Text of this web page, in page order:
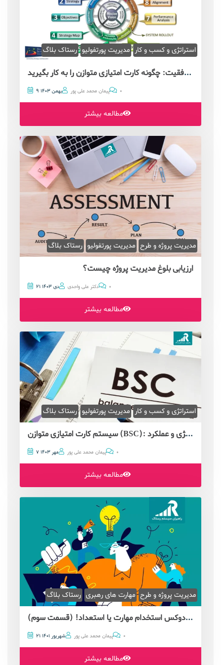
استراتژی و کسب و کار مدیریت پورتفولیو رستاک بلاگ
نه گام طلایی به سوی موفقیت: چگونه کارت امتیازی متوازن را به کار بگیرید!
9 بهمن 1403 پیمان محمد علی پور 0
مطالعه بیشتر
مدیریت پروژه و طرح مدیریت پورتفولیو رستاک بلاگ
ارزیابی بلوغ مدیریت پروژه چیست؟
21 دی 1403 دکتر علی واحدی 0
مطالعه بیشتر
استراتژی و کسب و کار مدیریت پورتفولیو رستاک بلاگ
سیستم کارت امتیازی متوازن (BSC): ابزاری جامع برای مدیریت استراتژی و عملکرد
7 مهر 1403 پیمان محمد علی پور 0
مطالعه بیشتر
مدیریت پروژه و طرح مهارت های رهبری رستاک بلاگ
بایدهای مدیریت پروژه: پارادوکس استخدام مهارت یا استعداد! (قسمت سوم)
21 شهریور 1401 پیمان محمد علی پور 0
مطالعه بیشتر